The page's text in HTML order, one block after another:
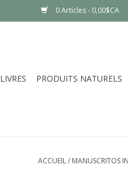
0 Articles - 0,00$CA
LIVRES PRODUITS NATURELS
ACCUEIL/ MANUSCRITOS